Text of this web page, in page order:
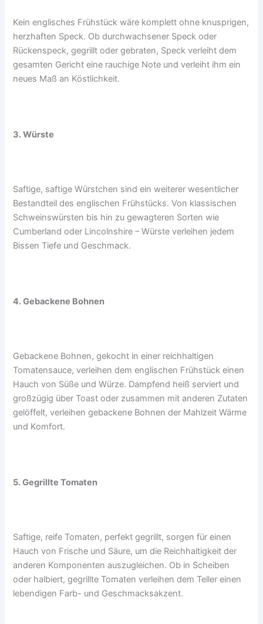
Kein englisches Frühstück wäre komplett ohne knusprigen,
herzhaften Speck. Ob durchwachsener Speck oder
Rückenspeck, gegrillt oder gebraten, Speck verleiht dem
gesamten Gericht eine rauchige Note und verleiht ihm ein
neues Maß an Köstlichkeit.
3. Würste
Saftige, saftige Würstchen sind ein weiterer wesentlicher
Bestandteil des englischen Frühstücks. Von klassischen
Schweinswürsten bis hin zu gewagteren Sorten wie
Cumberland oder Lincolnshire – Würste verleihen jedem
Bissen Tiefe und Geschmack.
4. Gebackene Bohnen
Gebackene Bohnen, gekocht in einer reichhaltigen
Tomatensauce, verleihen dem englischen Frühstück einen
Hauch von Süße und Würze. Dampfend heiß serviert und
großzügig über Toast oder zusammen mit anderen Zutaten
gelöffelt, verleihen gebackene Bohnen der Mahlzeit Wärme
und Komfort.
5. Gegrillte Tomaten
Saftige, reife Tomaten, perfekt gegrillt, sorgen für einen
Hauch von Frische und Säure, um die Reichhaltigkeit der
anderen Komponenten auszugleichen. Ob in Scheiben
oder halbiert, gegrillte Tomaten verleihen dem Teller einen
lebendigen Farb- und Geschmacksakzent.